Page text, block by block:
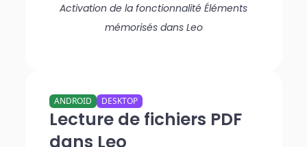
Activation de la fonctionnalité Éléments
mémorisés dans Leo
Lecture de fichiers PDF
dans Leo
ANDROID DESKTOP